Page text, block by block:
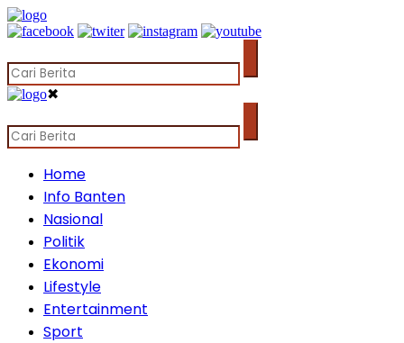
✖
Home
Info Banten
Nasional
Politik
Ekonomi
Lifestyle
Entertainment
Sport